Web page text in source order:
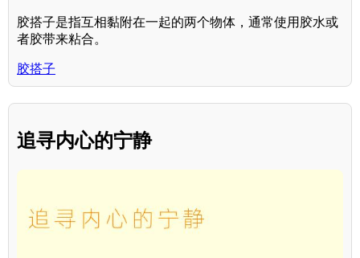
胶搭子是指互相黏附在一起的两个物体，通常使用胶水或
者胶带来粘合。
胶搭子
追寻内心的宁静